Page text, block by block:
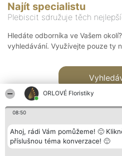
ORLOVÉ Floristiky
08:50
Ahoj, rádi Vám pomůžeme! 🙂
příslušnou téma konverzace! 🙂
Najít specialistu
Plebiscit sdružuje těch
Hledáte odborníka ve Vašem
vyhledávání. Využívejte pouze ty